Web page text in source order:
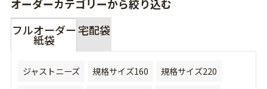
オーダーカテゴリーから絞り込む
フルオーダー
紙袋
宅配袋
ジャストニーズ 規格サイズ160
規格サイズ220